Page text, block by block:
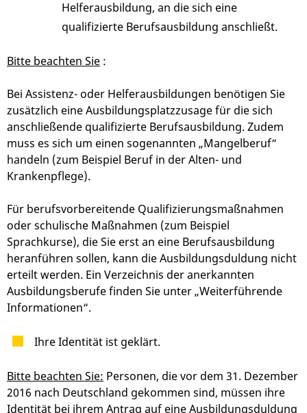
Helferausbildung, an die sich eine
qualifizierte Berufsausbildung anschließt.
Bitte beachten Sie :
Bei Assistenz- oder Helferausbildungen benötigen Sie
zusätzlich eine Ausbildungsplatzzusage für die sich
anschließende qualifizierte Berufsausbildung. Zudem
muss es sich um einen sogenannten „Mangelberuf“
handeln (zum Beispiel Beruf in der Alten- und
Krankenpflege).
Für berufsvorbereitende Qualifizierungsmaßnahmen
oder schulische Maßnahmen (zum Beispiel
Sprachkurse), die Sie erst an eine Berufsausbildung
heranführen sollen, kann die Ausbildungsduldung nicht
erteilt werden. Ein Verzeichnis der anerkannten
Ausbildungsberufe finden Sie unter „Weiterführende
Informationen“.
Ihre Identität ist geklärt.
Bitte beachten Sie: Personen, die vor dem 31. Dezember
2016 nach Deutschland gekommen sind, müssen ihre
Identität bei ihrem Antrag auf eine Ausbildungsduldung